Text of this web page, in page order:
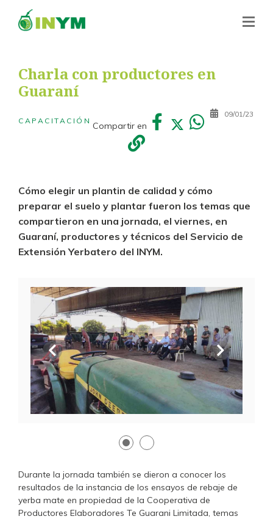
Charla con productores en
Guaraní
09/01/23
CAPACITACIÓN Compartir en
Cómo elegir un plantin de calidad y cómo
preparar el suelo y plantar fueron los temas que
compartieron en una jornada, el viernes, en
Guaraní, productores y técnicos del Servicio de
Extensión Yerbatero del INYM.
Anterior
Durante la jornada también se dieron a conocer los
resultados de la instancia de los ensayos de rebaje de
yerba mate en propiedad de la Cooperativa de
Productores Elaboradores Te Guarani Limitada, temas